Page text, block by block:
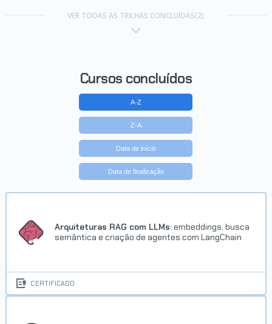
VER TODAS AS TRILHAS CONCLUÍDAS(2)
Cursos concluídos
A-Z
Z-A
Data de início
Data de finalização
Arquiteturas RAG com LLMs: embeddings, busca
semântica e criação de agentes com LangChain
CERTIFICADO